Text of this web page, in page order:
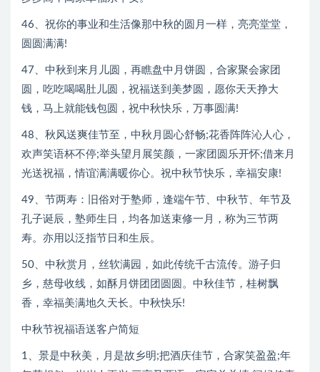
46、祝你的事业和生活像那中秋的圆月一样，亮亮堂堂，
圆圆满满!
47、中秋到来月儿圆，再瞧盘中月饼圆，合家聚会家团
圆，吃吃喝喝肚儿圆，祝福送到美梦圆，愿你天天挣大
钱，马上就能钱包圆，祝中秋快乐，万事圆满!
48、秋风送爽佳节至，中秋月圆心舒畅;花香阵阵沁人心，
欢声笑语杯不停;举头望月展笑颜，一家团圆乐开怀;借来月
光送祝福，情谊满满暖你心。祝中秋节快乐，幸福安康!
49、节两寿：旧俗对于塾师，逢端午节、中秋节、年节及
孔子诞辰，塾师生日，均各加送束修一月，称为三节两
寿。亦用以泛指节日和生辰。
50、中秋赏月，丝软满园，如此传统千古流传。游子归
乡，慈母收线，如酥月饼团团圆圆。中秋佳节，桂树飘
香，幸福美满地久天长。中秋快乐!
中秋节祝福语送客户简短
1、景是中秋美，月是故乡明;把酒庆佳节，合家笑盈盈;年